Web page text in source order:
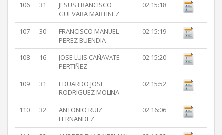
106 31
JESUS FRANCISCO
GUEVARA MARTINEZ
02:15:18
107 30
FRANCISCO MANUEL
PEREZ BUENDIA
02:15:19
108 16
JOSE LUIS CAÑAVATE
PERTIÑEZ
02:15:20
109 31
EDUARDO JOSE
RODRIGUEZ MOLINA
02:15:52
110 32
ANTONIO RUIZ
FERNANDEZ
02:16:06